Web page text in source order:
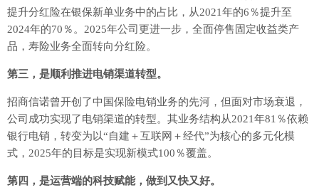
提升分红险在银保新单业务中的占比，从2021年的6％提升至
2024年的70％。2025年公司更进一步，全面停售固定收益类产
品，寿险业务全面转向分红险。
第三，是顺利推进电销渠道转型。
招商信诺曾开创了中国保险电销业务的先河，但面对市场衰退，
公司成功实现了电销渠道的转型。其业务结构从2021年81％依赖
银行电销，转变为以“自建＋互联网＋经代”为核心的多元化模
式，2025年的目标是实现新模式100％覆盖。
第四，是运营端的科技赋能，做到又快又好。